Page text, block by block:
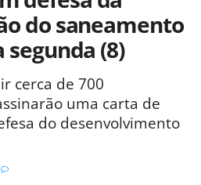
do saneamento
(8)
cerca de 700
uma carta de
do desenvolvimento